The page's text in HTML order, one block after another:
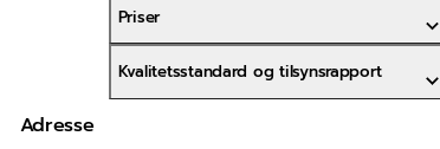
Priser
Kvalitetsstandard og tilsynsrapport
Adresse